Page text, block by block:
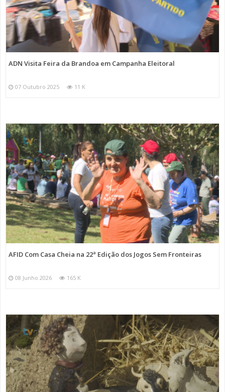
ADN Visita Feira da Brandoa em Campanha Eleitoral
07 Outubro 2025 11 K
AFID Com Casa Cheia na 22ª Edição dos Jogos Sem Fronteiras
08 Junho 2026 165 K